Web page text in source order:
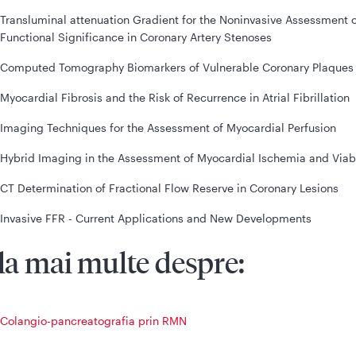
Transluminal attenuation Gradient for the Noninvasive Assessment
Functional Significance in Coronary Artery Stenoses
Computed Tomography Biomarkers of Vulnerable Coronary Plaques
Myocardial Fibrosis and the Risk of Recurrence in Atrial Fibrillation
Imaging Techniques for the Assessment of Myocardial Perfusion
Hybrid Imaging in the Assessment of Myocardial Ischemia and
CT Determination of Fractional Flow Reserve in Coronary Lesions
Invasive FFR - Current Applications and New Developments
mai multe despre:
Colangio-pancreatografia prin RMN